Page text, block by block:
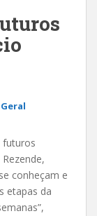
futuros
conheçam e
etapas da